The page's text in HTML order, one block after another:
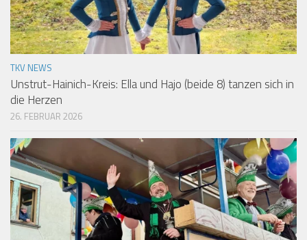
TKV NEWS
Unstrut-Hainich-Kreis: Ella und Hajo (beide 8) tanzen sich in
die Herzen
26. FEBRUAR 2026